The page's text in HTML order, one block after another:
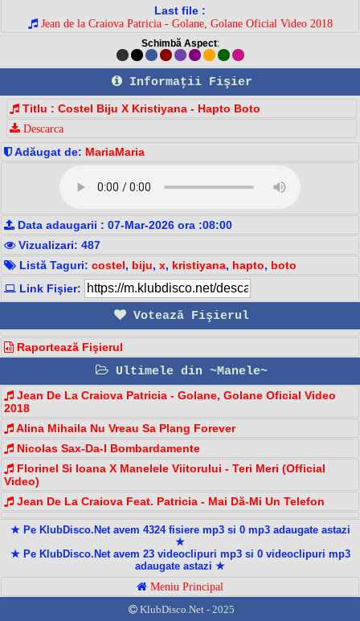
Last file :
Jean de la Craiova Patricia - Golane, Golane Oficial Video 2018
Schimbă Aspect:
Informaţii Fişier
Titlu : Costel Biju X Kristiyana - Hapto Boto
Descarca
Adăugat de: MariaMaria
Data adaugarii : 07-Mar-2026 ora :08:00
Vizualizari: 487
Listă Taguri: costel, biju, x, kristiyana, hapto, boto
Link Fişier:
Votează Fişierul
Raportează Fişierul
Ultimele din ~Manele~
Jean De La Craiova Patricia - Golane, Golane Oficial Video
2018
Alina Mihaila Nu Vreau Sa Plang Forever
Nicolas Sax-Da-I Bombardamente
Florinel Si Ioana X Manelele Viitorului - Teri Meri (Official
Video)
Jean De La Craiova Feat. Patricia - Mai Dă-Mi Un Telefon
★ Pe KlubDisco.Net avem 4324 fisiere mp3 si 0 mp3 adaugate astazi
★
★ Pe KlubDisco.Net avem 23 videoclipuri mp3 si 0 videoclipuri mp3
adaugate astazi ★
Meniu Principal
KlubDisco.Net - 2025